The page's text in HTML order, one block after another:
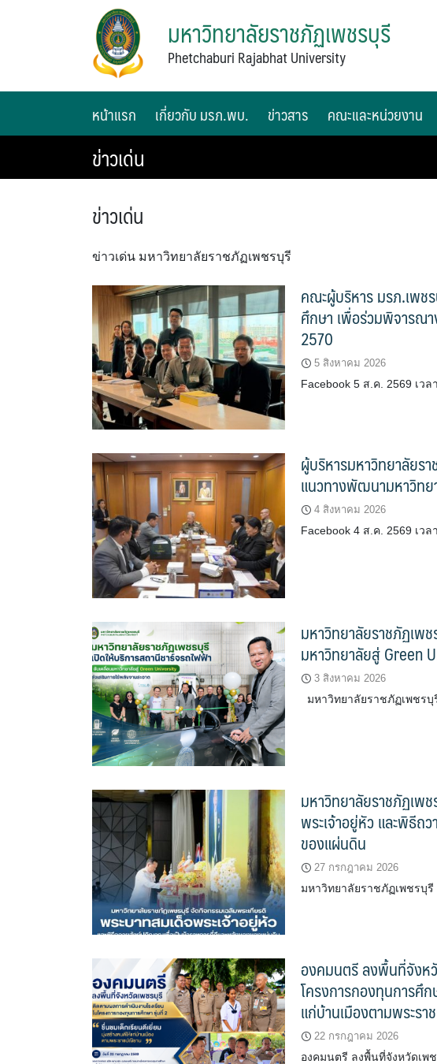
มหาวิทยาลัยราชภัฏเพชรบุรี
Phetchaburi Rajabhat University
หน้าแรก เกี่ยวกับ มรภ.พบ. ข่าวสาร คณะและหน่วยงาน
ข่าวเด่น
ข่าวเด่น
ข่าวเด่น มหาวิทยาลัยราชภัฏเพชรบุรี
คณะผู้บริหาร มรภ.เพช
ศึกษา เพื่อร่วมพิจารณ
2570
5 สิงหาคม 2026
Facebook 5 ส.ค. 2569 เวล
ผู้บริหารมหาวิทยาลัยร
แนวทางพัฒนามหาวิท
4 สิงหาคม 2026
Facebook 4 ส.ค. 2569 เวล
มหาวิทยาลัยราชภัฏเพ
มหาวิทยาลัยสู่ Green
3 สิงหาคม 2026
มหาวิทยาลัยราชภัฏเพชร
มหาวิทยาลัยราชภัฏเพ
พระเจ้าอยู่หัว และพิธี
ของแผ่นดิน
27 กรกฎาคม 2026
มหาวิทยาลัยราชภัฏเพชรบุ
องคมนตรี ลงพื้นที่จังหวั
โครงการกองทุนการศึ
แก่บ้านเมืองตามพระร
22 กรกฎาคม 2026
องคมนตรี ลงพื้นที่จังหวัดเพ